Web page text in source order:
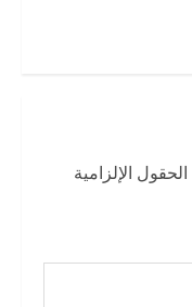
الحقول الإلزامية